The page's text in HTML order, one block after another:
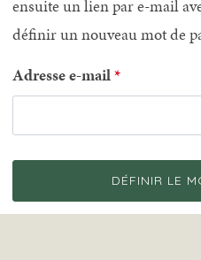
ensuite un lien par e-mail
définir un nouveau mot de
Adresse e-mail
DÉFINIR LE